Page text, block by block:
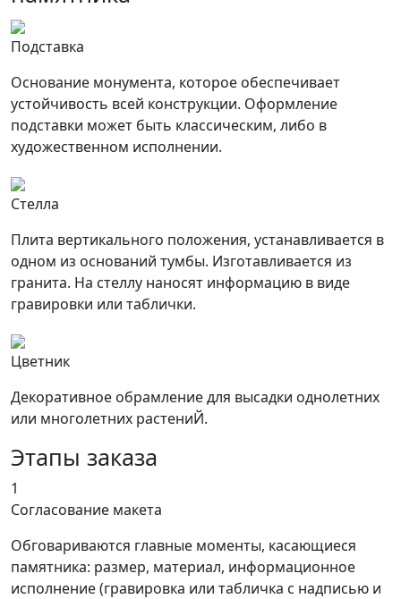
Подставка
Основание монумента, которое обеспечивает
устойчивость всей конструкции. Оформление
подставки может быть классическим, либо в
художественном исполнении.
Стелла
Плита вертикального положения, устанавливается в
одном из оснований тумбы. Изготавливается из
гранита. На стеллу наносят информацию в виде
гравировки или таблички.
Цветник
Декоративное обрамление для высадки однолетних
или многолетних растениЙ.
Этапы заказа
1
Согласование макета
Обговариваются главные моменты, касающиеся
памятника: размер, материал, информационное
исполнение (гравировка или табличка с надписью и